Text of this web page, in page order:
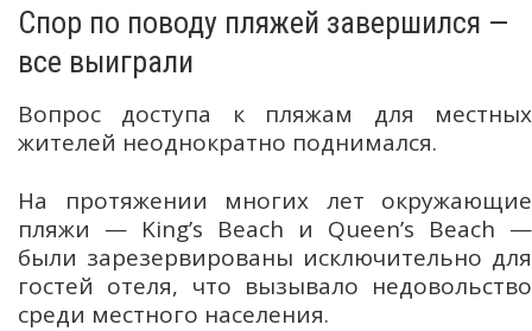
Спор по поводу пляжей завершился —
все выиграли
Вопрос доступа к пляжам для местных
жителей неоднократно поднимался.
На протяжении многих лет окружающие
пляжи — King’s Beach и Queen’s Beach —
были зарезервированы исключительно для
гостей отеля, что вызывало недовольство
среди местного населения.